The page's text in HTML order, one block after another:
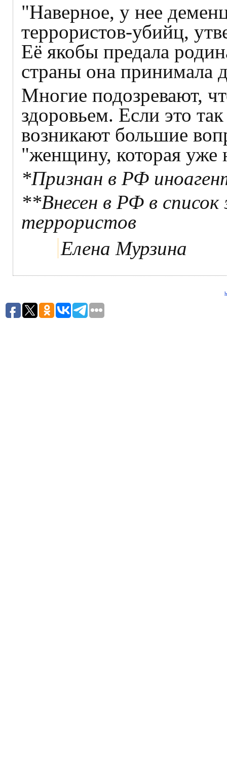
"Наверное, у нее
террористов-убийц,
Её якобы предала
страны она принимала
Многие подозревают,
здоровьем. Если это
возникают большие
"женщину, которая уже
*Признан в РФ
**Внесен в РФ в
террористов
Елена Мурзина